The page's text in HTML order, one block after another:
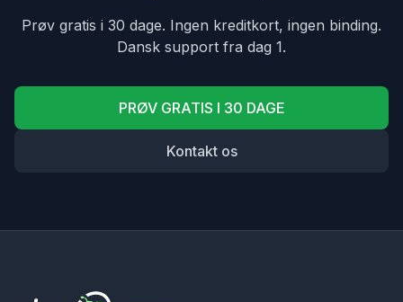
Prøv gratis i 30 dage. Ingen kreditkort, ingen binding.
Dansk support fra dag 1.
PRØV GRATIS I 30 DAGE
Kontakt os